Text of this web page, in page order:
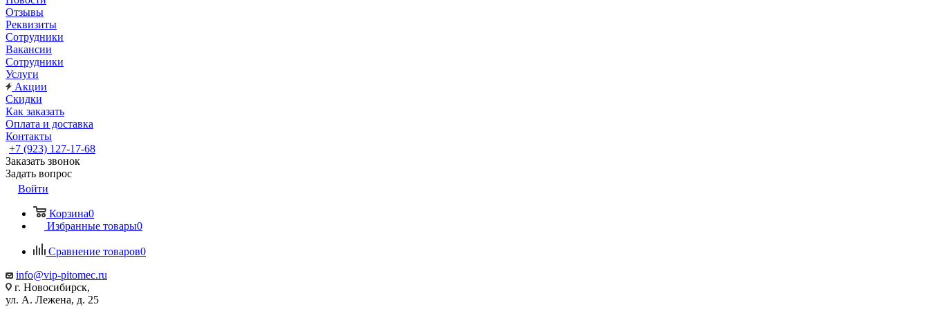
Отзывы
Реквизиты
Сотрудники
Вакансии
Сотрудники
Услуги
Акции
Скидки
Как заказать
Оплата и доставка
Контакты
+7 (923) 127-17-68
Заказать звонок
Задать вопрос
Войти
Корзина0
Избранные товары0
Сравнение товаров0
info@vip-pitomec.ru
г. Новосибирск,
ул. А. Лежена, д. 25